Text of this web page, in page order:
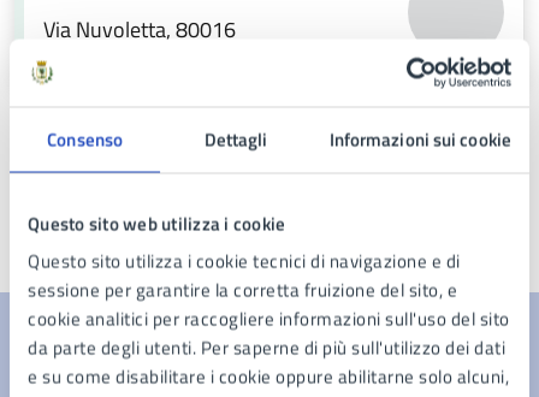
Consenso Dettagli Informazioni sui cookie
Questo sito web utilizza i cookie
Questo sito utilizza i cookie tecnici di navigazione e di
sessione per garantire la corretta fruizione del sito, e
cookie analitici per raccogliere informazioni sull'uso del sito
da parte degli utenti. Per saperne di più sull'utilizzo dei dati
e su come disabilitare i cookie oppure abilitarne solo alcuni,
Via Nuvoletta, 80016
Ultimo aggiornamento: 31/10/2025, 14:53
Contenuti correlati